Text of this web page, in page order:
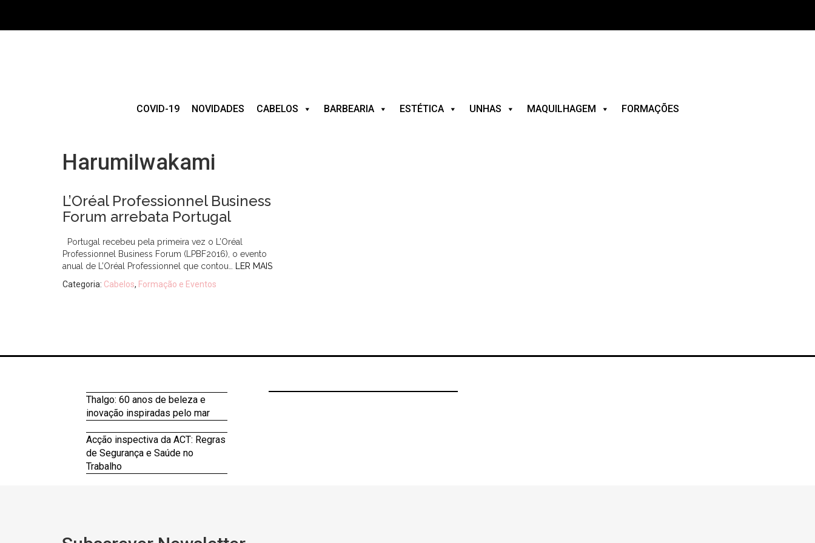
COVID-19 NOVIDADES CABELOS BARBEARIA ESTÉTICA UNHAS MAQUILHAGEM FORMAÇÕES
HarumiIwakami
L’Oréal Professionnel Business
Forum arrebata Portugal
Portugal recebeu pela primeira vez o L’Oréal
Professionnel Business Forum (LPBF2016), o evento
anual de L’Oréal Professionnel que contou…
LER MAIS
Categoria: Cabelos, Formação e Eventos
Thalgo: 60 anos de beleza e
inovação inspiradas pelo mar
Acção inspectiva da ACT: Regras
de Segurança e Saúde no
Trabalho